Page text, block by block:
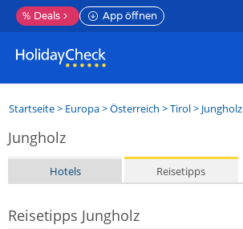
% Deals App öffnen
Startseite> Europa>Österreich >Tirol> Jungholz
Jungholz
Hotels Reisetipps
Reisetipps Jungholz